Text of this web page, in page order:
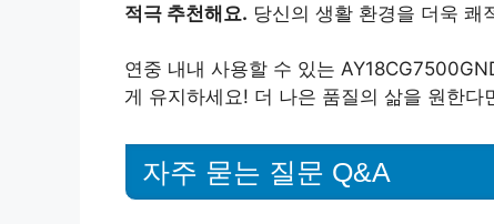
적극 추천해요. 당신의 생활 환경을 더욱 쾌
연중 내내 사용할 수 있는
게 유지하세요! 더 나은 품질의 삶을 원한
자주 묻는 질문 Q&A